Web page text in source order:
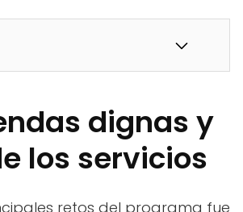
dignas y
los servicios
retos del programa fue